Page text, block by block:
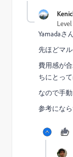
Level
Yamadaさ
先ほどマ
費用感が
ちにとっ
なので手
参考になら